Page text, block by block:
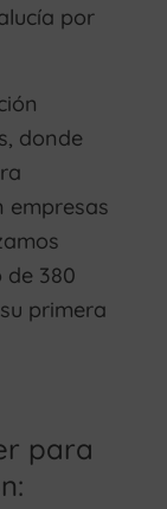
por
donde
380
primera
para